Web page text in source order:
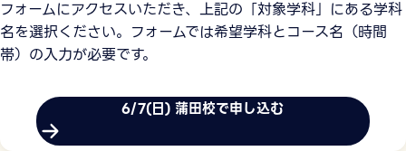
フォームにアクセスいただき、上記の「対象学科」にある学科
名を選択ください。フォームでは希望学科とコース名（時間
帯）の入力が必要です。
6/7(日) 蒲田校で申し込む